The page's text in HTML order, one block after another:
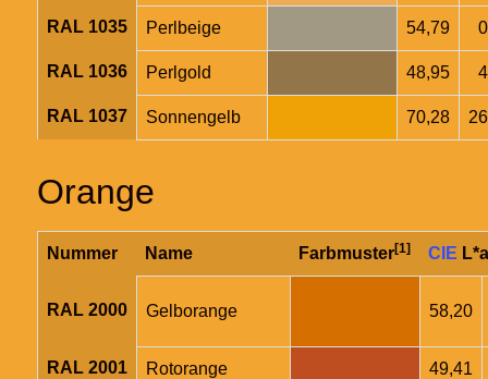
RAL 1035 Perlbeige 54,79
RAL 1036 Perlgold 48,95
RAL 1037 Sonnengelb 70,28
Orange
Nummer Name Farbmuster[1] CIE
RAL 2000 Gelborange 58,20
RAL 2001 Rotorange 49,41